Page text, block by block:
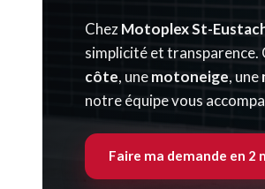
ChezMotoplex St-
simplicité et transparence.
côte, unemotoneige, une
notre équipe vous
Faire ma demande en 2